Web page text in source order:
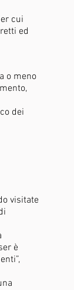
cui
ed
o meno
dei
visitate
è